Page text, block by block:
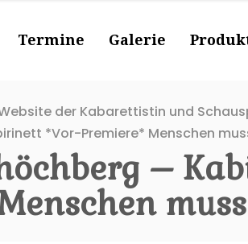
Termine Galerie
der Kabarettistin und
*Vor-Premiere* Menschen
–